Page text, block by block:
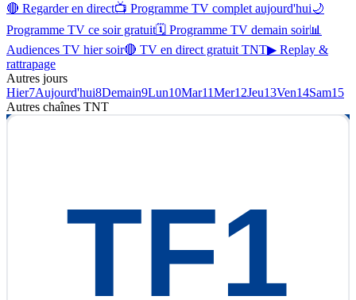
🔴 Regarder en direct📺 Programme TV complet aujourd'hui🌙
Programme TV ce soir gratuit🗓 Programme TV demain soir📊
Audiences TV hier soir🔴 TV en direct gratuit TNT▶ Replay &
rattrapage
Autres jours
Hier7Aujourd'hui8Demain9Lun10Mar11Mer12Jeu13Ven14Sam15
Autres chaînes TNT